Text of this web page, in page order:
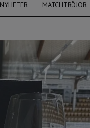
NYHETER MATCHTRÖJOR